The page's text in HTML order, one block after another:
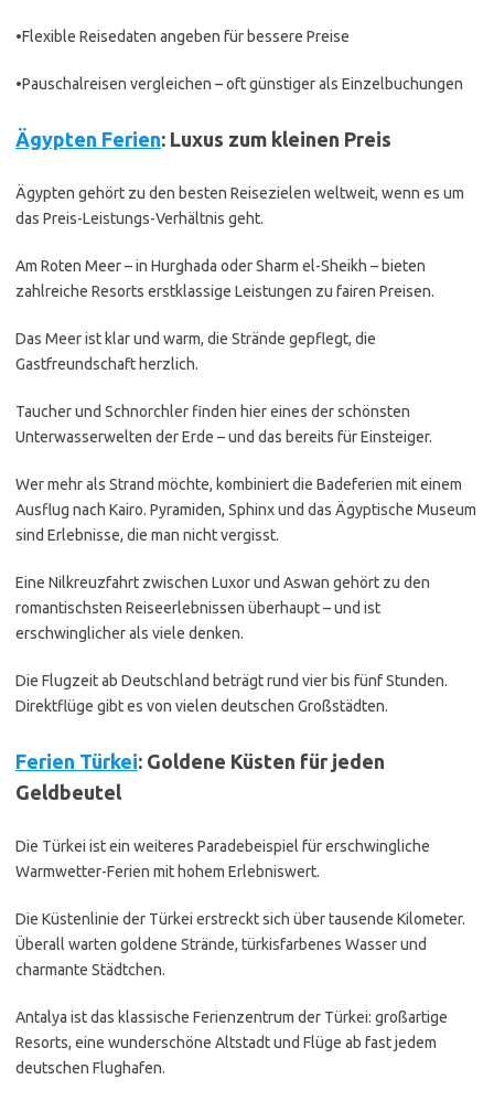
•Flexible Reisedaten angeben für bessere Preise
•Pauschalreisen vergleichen – oft günstiger als Einzelbuchungen
Ägypten Ferien: Luxus zum kleinen Preis
Ägypten gehört zu den besten Reisezielen weltweit, wenn es um
das Preis-Leistungs-Verhältnis geht.
Am Roten Meer – in Hurghada oder Sharm el-Sheikh – bieten
zahlreiche Resorts erstklassige Leistungen zu fairen Preisen.
Das Meer ist klar und warm, die Strände gepflegt, die
Gastfreundschaft herzlich.
Taucher und Schnorchler finden hier eines der schönsten
Unterwasserwelten der Erde – und das bereits für Einsteiger.
Wer mehr als Strand möchte, kombiniert die Badeferien mit einem
Ausflug nach Kairo. Pyramiden, Sphinx und das Ägyptische Museum
sind Erlebnisse, die man nicht vergisst.
Eine Nilkreuzfahrt zwischen Luxor und Aswan gehört zu den
romantischsten Reiseerlebnissen überhaupt – und ist
erschwinglicher als viele denken.
Die Flugzeit ab Deutschland beträgt rund vier bis fünf Stunden.
Direktflüge gibt es von vielen deutschen Großstädten.
Ferien Türkei: Goldene Küsten für jeden
Geldbeutel
Die Türkei ist ein weiteres Paradebeispiel für erschwingliche
Warmwetter-Ferien mit hohem Erlebniswert.
Die Küstenlinie der Türkei erstreckt sich über tausende Kilometer.
Überall warten goldene Strände, türkisfarbenes Wasser und
charmante Städtchen.
Antalya ist das klassische Ferienzentrum der Türkei: großartige
Resorts, eine wunderschöne Altstadt und Flüge ab fast jedem
deutschen Flughafen.